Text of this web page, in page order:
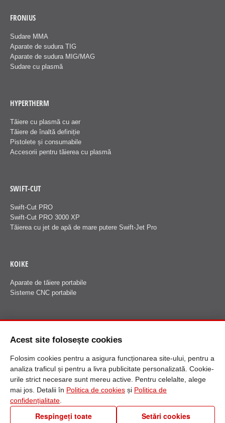
FRONIUS
Sudare MMA
Aparate de sudura TIG
Aparate de sudura MIG/MAG
Sudare cu plasmă
HYPERTHERM
Tăiere cu plasmă cu aer
Tăiere de înaltă definiție
Pistolete și consumabile
Accesorii pentru tăierea cu plasmă
SWIFT-CUT
Swift-Cut PRO
Swift-Cut PRO 3000 XP
Tăierea cu jet de apă de mare putere Swift-Jet Pro
KOIKE
Aparate de tăiere portabile
Sisteme CNC portabile
Acest site folosește cookies
Folosim cookies pentru a asigura funcționarea site-ului, pentru a
analiza traficul și pentru a livra publicitate personalizată. Cookie-
urile strict necesare sunt mereu active. Pentru celelalte, alege
mai jos. Detalii în Politica de cookies și Politica de
confidențialitate
Respingeți toate Setări cookies